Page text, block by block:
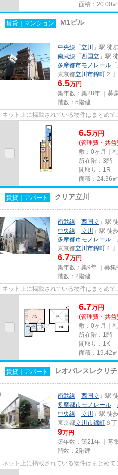
面積：20.00㎡
賃貸｜マンション M1ビル
中央線 「立川
」駅 徒
南武線 「西国立 」駅
多摩都市モノレール 「
東京都立川市錦町 ２丁
6.5万円
築年数：築28年 ｜募
階数：5階建
ネット上に掲載されている物件はまとめて
6.5万円
(管理費・共
敷：0ヶ月｜
所在階：3階
間取り：1R
面積：24.36㎡
賃貸｜アパート クリア立川
南武線 「西国立 」駅
中央線 「立川
」駅 徒
多摩都市モノレール 「
東京都立川市錦町 ４丁
6.7万円
築年数：築9年 ｜募集
階数：2階建
ネット上に掲載されている物件はまとめて
6.7万円
(管理費・共
敷：0ヶ月｜
所在階：1階
間取り：1K
面積：19.42㎡
賃貸｜アパート レオパレスレクリチ
南武線 「西国立 」駅
多摩都市モノレール 「
中央線 「立川
」駅 徒
東京都立川市錦町 ６丁
9万円
築年数：築21年 ｜募
階数：2階建
ネット上に掲載されている物件はまとめて